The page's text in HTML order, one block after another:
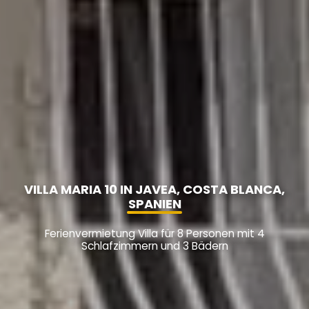
VILLA MARIA 10 IN JAVEA, COSTA BLANCA,
SPANIEN
Ferienvermietung Villa für 8 Personen mit 4
Schlafzimmern und 3 Bädern